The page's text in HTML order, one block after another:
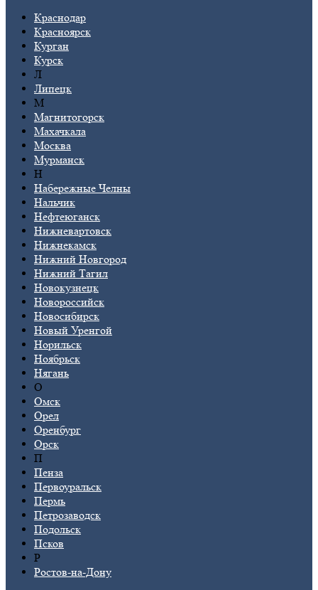
Краснодар
Красноярск
Курган
Курск
Л
Липецк
М
Магнитогорск
Махачкала
Москва
Мурманск
Н
Набережные Челны
Нальчик
Нефтеюганск
Нижневартовск
Нижнекамск
Нижний Новгород
Нижний Тагил
Новокузнецк
Новороссийск
Новосибирск
Новый Уренгой
Норильск
Ноябрьск
Нягань
О
Омск
Орел
Оренбург
Орск
П
Пенза
Первоуральск
Пермь
Петрозаводск
Подольск
Псков
Р
Ростов-на-Дону